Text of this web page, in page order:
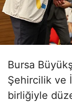
Bursa
Şehircilik ve
birliğiyle